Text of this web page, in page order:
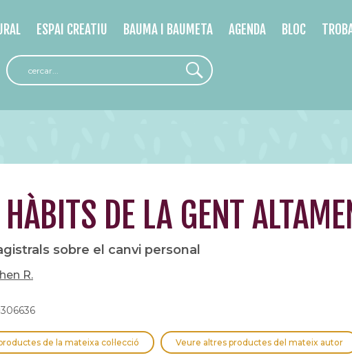
ESPAI CREATIU BAUMA I BAUMETA AGENDA BLOC
HÀBITS DE LA GENT
sobre el canvi personal
R.
de la mateixa col·lecció Veure altres productes del mateix autor